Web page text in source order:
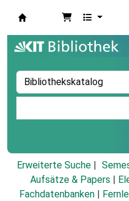
Erweiterte Suche
Aufsätze & Papers
Fachdatenbanken